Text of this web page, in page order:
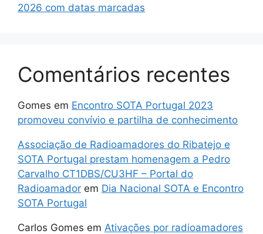
2026 com datas marcadas
Comentários recentes
Gomes em Encontro SOTA Portugal 2023
promoveu convívio e partilha de conhecimento
Associação de Radioamadores do Ribatejo e
SOTA Portugal prestam homenagem a Pedro
Carvalho CT1DBS/CU3HF – Portal do
Radioamador em Dia Nacional SOTA e Encontro
SOTA Portugal
Carlos Gomes em Ativações por radioamadores